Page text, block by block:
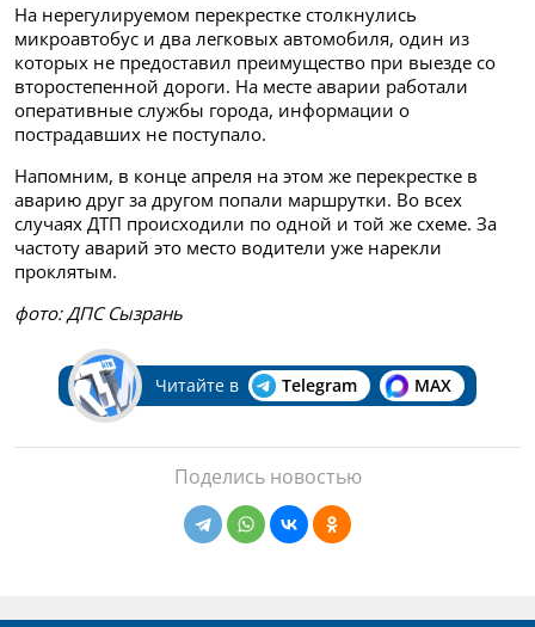
На нерегулируемом перекрестке столкнулись
микроавтобус и два легковых автомобиля, один из
которых не предоставил преимущество при выезде со
второстепенной дороги. На месте аварии работали
оперативные службы города, информации о
пострадавших не поступало.
Напомним, в конце апреля на этом же перекрестке в
аварию друг за другом попали маршрутки. Во всех
случаях ДТП происходили по одной и той же схеме. За
частоту аварий это место водители уже нарекли
проклятым.
фото: ДПС Сызрань
Читайте в Telegram MAX
Поделись новостью